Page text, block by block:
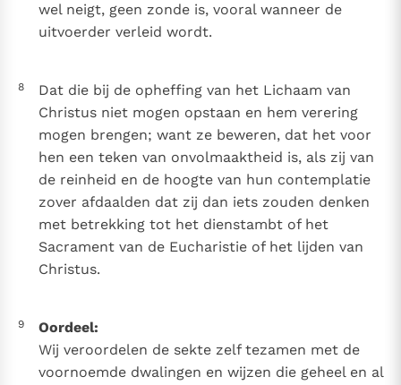
wel neigt, geen zonde is, vooral wanneer de
uitvoerder verleid wordt.
8
Dat die bij de opheffing van het Lichaam van
Christus niet mogen opstaan en hem verering
mogen brengen; want ze beweren, dat het voor
hen een teken van onvolmaaktheid is, als zij van
de reinheid en de hoogte van hun contemplatie
zover afdaalden dat zij dan iets zouden denken
met betrekking tot het dienstambt of het
Sacrament van de Eucharistie of het lijden van
Christus.
9
Oordeel:
Wij veroordelen de sekte zelf tezamen met de
voornoemde dwalingen en wijzen die geheel en al